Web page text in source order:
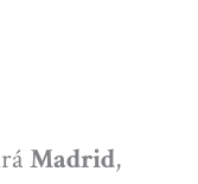
Madrid,